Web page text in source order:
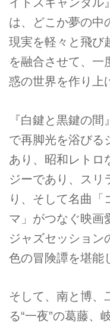
は、どこか夢の中
現実を軽々と飛び
を融合させて、一
惑の世界を作り上
『白鍵と黒鍵の
で再脚光を浴びる
あり、昭和レトロ
ジーであり、スリ
り、そして名曲「
マ」がつなぐ映画
ジャズセッション
色の冒険譚を堪能
そして、南と博、
る“一夜”の葛藤、